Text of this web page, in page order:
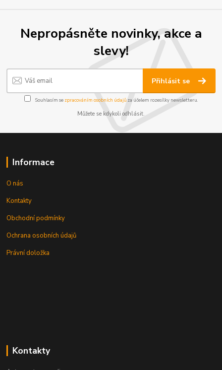
Nepropásněte novinky, akce a
slevy!
Přihlásit se
Souhlasím se zpracováním osobních údajůza účelem rozesílky newsletteru.
Můžete se kdykoli odhlásit.
Informace
O nás
Kontakty
Obchodní podmínky
Ochrana osobních údajů
Právní doložka
Kontakty